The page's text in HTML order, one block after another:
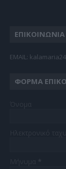
ΕΠΙΚΟΙΝΩΝΙΑ
EMAIL:
ΦΌΡΜΑ